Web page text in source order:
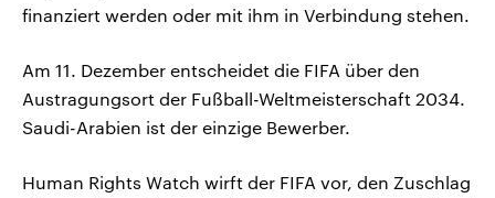
finanziert werden oder mit ihm in Verbindung stehen.
Am 11. Dezember entscheidet die FIFA über den
Austragungsort der Fußball-Weltmeisterschaft 2034.
Saudi-Arabien ist der einzige Bewerber.
Human Rights Watch wirft der FIFA vor, den Zuschlag